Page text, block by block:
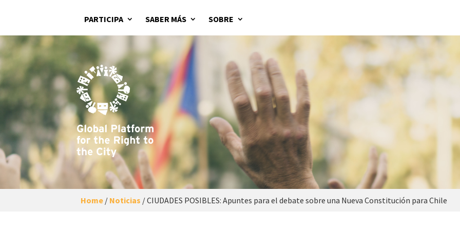
PARTICIPA SABER MÁS SOBRE
Home / Noticias /CIUDADES POSIBLES: Apuntes para el debate sobre una Nueva Constitución para Chile